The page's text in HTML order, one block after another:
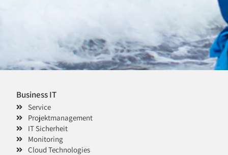
Business IT
Service
Projektmanagement
IT Sicherheit
Monitoring
Cloud Technologies